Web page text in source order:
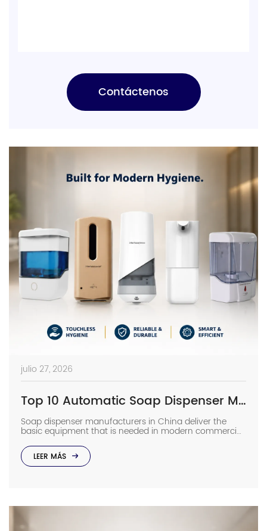
Contáctenos
julio 27, 2026
Top 10 Automatic Soap Dispenser Manufacturers in China
Soap dispenser manufacturers in China deliver the
basic equipment that is needed in modern commercial
bathrooms where hygiene stands first and foremost. In
places such as airports, even a failure of one sensor
causes the soap to run out and makes the floor
slippery right away. The choice of suppliers depending
LEER MÁS